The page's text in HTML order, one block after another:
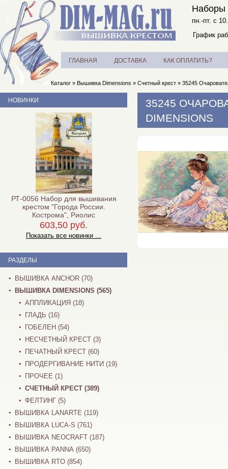
Наборы
пн.-пт. с
График
ГЛАВНАЯ ДОСТАВКА КАК ОПЛАТИТЬ?
Каталог » Вышивка Dimensions » Счетный крест » 35245
35245
DIMENSIONS
НОВИНКИ
РТ-0056 Набор для вышивания
крестом "Города России.
Кострома", Риолис
603,50 руб.
Показать все новинки ...
РАЗДЕЛЫ
ВЫШИВКА ANCHOR (70)
ВЫШИВКА DIMENSIONS (565)
АППЛИКАЦИЯ (18)
ГЛАДЬ (16)
ГОБЕЛЕН (54)
НЕСЧЕТНЫЙ КРЕСТ (3)
ПЕЧАТНЫЙ КРЕСТ (60)
ПРОДЕРГИВАНИЕ НИТИ (19)
ПРОЧЕЕ (1)
СЧЕТНЫЙ КРЕСТ (389)
ФЕЛТИНГ (5)
ВЫШИВКА LANARTE (119)
ВЫШИВКА LUCA-S (761)
ВЫШИВКА NEOCRAFT (187)
ВЫШИВКА PANNA (650)
ВЫШИВКА RTO (854)